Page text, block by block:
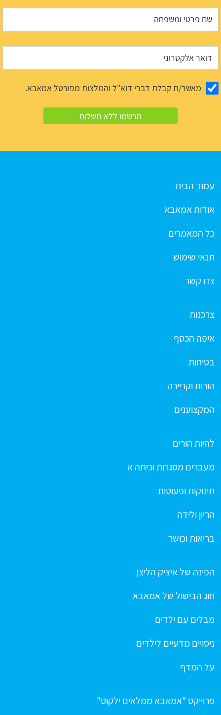
מאשר/ת קבלת דברי דוא"ל והמלצות מפורטל אמאבא.
עמוד הבית
אודות אמאבא
כל המאמרים
תנאי שימוש
צרו קשר
צרכנות
איפה הכסף
בטיחות
הורות וקריירה
המקצוענים
להיות הורים
מעברים מסגרות וכיתה א
תינוקות ופעוטות
הריון ולידה
בריאות וכושר
הפינה של איציק הליצן
חוג הבישול של אמאבא
מבלים עם ילדים
ניסויים מדעיים לילדים
על המדף
פרוייקט "אמאבא ממלאים ילקוט"